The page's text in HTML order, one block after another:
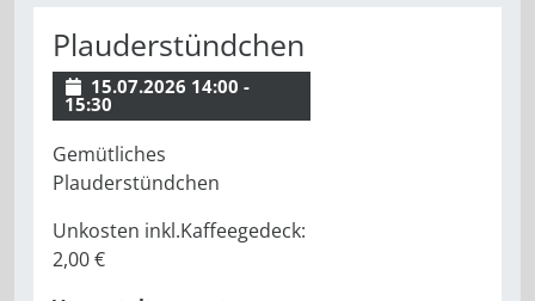
Plauderstündchen
15.07.2026 14:00 -
15:30
Gemütliches
Plauderstündchen
Unkosten inkl.Kaffeegedeck:
2,00 €